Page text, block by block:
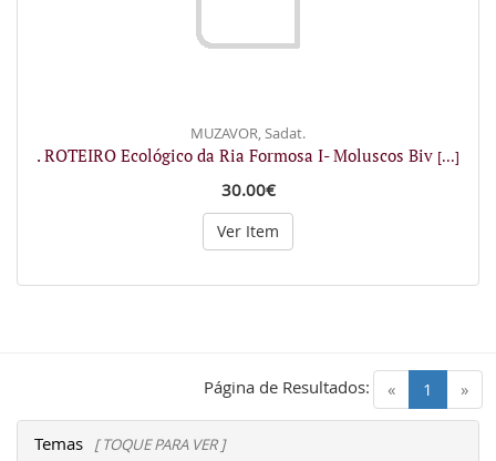
MUZAVOR, Sadat.
. ROTEIRO Ecológico da Ria Formosa I- Moluscos Biv [...]
30.00€
Ver Item
« 1 (current)
»
Página de Resultados:
Temas [ TOQUE PARA VER ]